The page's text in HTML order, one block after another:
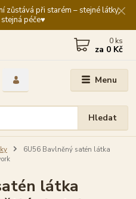
zůstává při starém – stejné látky,
péče♥️
Menu
Hledat
0 ks
za 0 Kč
6U56 Bavlněný satén látka
látka